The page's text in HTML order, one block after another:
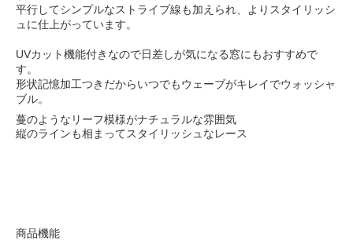
平行してシンプルなストライプ線も加えられ、よりスタイリッシ
ュに仕上がっています。
UVカット機能付きなので日差しが気になる窓にもおすすめで
す。
形状記憶加工つきだからいつでもウェーブがキレイでウォッシャ
ブル。
蔓のようなリーフ模様がナチュラルな雰囲気
縦のラインも相まってスタイリッシュなレース
商品機能